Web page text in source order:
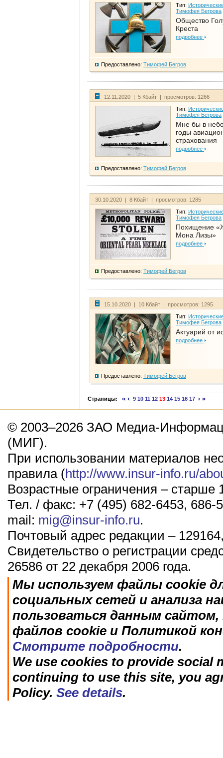
Тип:
Тимофея Бегрова
Общество
Креста
подробнее
Предоставлено: Тимофей Бегров
12.11.2020 | 5 Кбайт | просмотров: 1266
Тип:
Тимофея Бегрова
Мне бы в
годы
страхования
подробнее
Предоставлено: Тимофей Бегров
30.10.2020 | 8 Кбайт | просмотров: 1285
Тип:
Тимофея Бегрова
Похищение
Мона Лизы»
подробнее
Предоставлено: Тимофей Бегров
15.10.2020 | 10 Кбайт | просмотров: 1295
Тип:
Тимофея Бегрова
Актуарий от
подробнее
Предоставлено: Тимофей Бегров
Страницы: 9 10 11 12 13 14 15 16 17
© 2003–2026 ЗАО Медиа-
(МИГ).
При использовании материалов
правила (http://www.insur-info.ru/
Возрастные ограничения – старше
Тел. / факс: +7 (495) 682-6453, 686-
mail: mig@insur-info.ru.
Почтовый адрес редакции –
Свидетельство о регистрации
26586 от 22 декабря 2006 года.
Мы используем файлы cookie
социальных сетей и анализа
пользоваться данным
файлов cookie и Политикой
Смотрите подробности.
We use cookies to provide social
continuing to use this site, you
Policy. See details.